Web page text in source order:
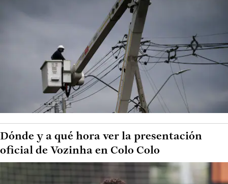
Dónde y a qué hora ver la presentación
oficial de Vozinha en Colo Colo